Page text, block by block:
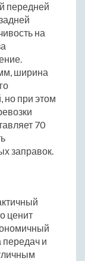
передней
на
ширина
но при этом
70
заправок.
ценит
передач и